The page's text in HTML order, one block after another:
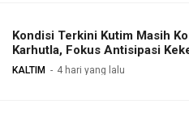
Kondisi Terkini Kutim Masih
Karhutla, Fokus Antisipasi
KALTIM 4 hari yang lalu